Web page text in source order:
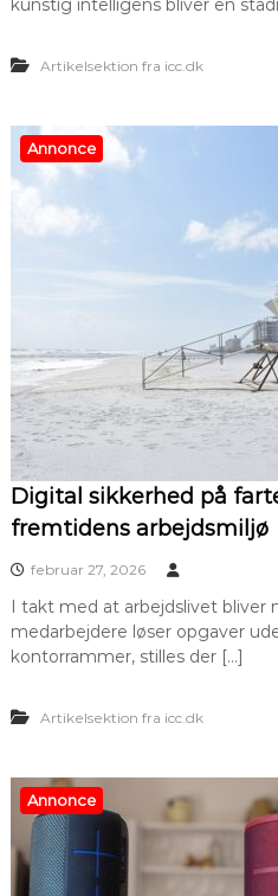
kunstig intelligens bliver en
Artikelsektion fra icc.dk
Annonce
Digital sikkerhed på
fremtidens arbejdsmiljø
februar 27, 2026
I takt med at arbejdslivet bliver
medarbejdere løser opgaver
kontorrammer, stilles der […]
Artikelsektion fra icc.dk
Annonce